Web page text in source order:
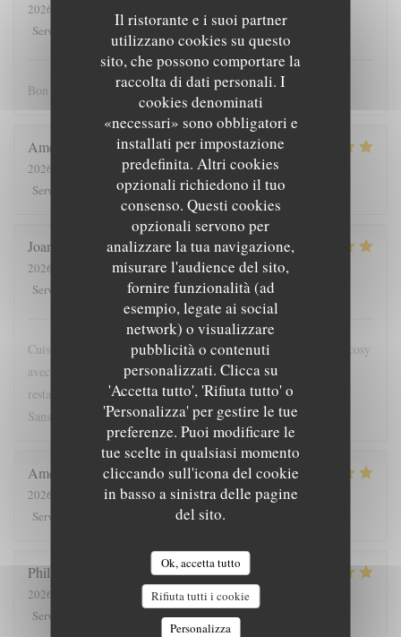
Il ristorante e i suoi partner
utilizzano cookies su questo
sito, che possono comportare la
raccolta di dati personali. I
cookies denominati
«necessari» sono obbligatori e
installati per impostazione
predefinita. Altri cookies
opzionali richiedono il tuo
consenso. Questi cookies
opzionali servono per
analizzare la tua navigazione,
misurare l'audience del sito,
fornire funzionalità (ad
esempio, legate ai social
network) o visualizzare
pubblicità o contenuti
personalizzati. Clicca su
'Accetta tutto', 'Rifiuta tutto' o
'Personalizza' per gestire le tue
preferenze. Puoi modificare le
tue scelte in qualsiasi momento
cliccando sull'icona del cookie
in basso a sinistra delle pagine
del sito.
Ok, accetta tutto
Rifiuta tutti i cookie
Personalizza
2026-08-04
Servizio
Atmosfera: 4/5 Cucina: 4/5 Qualità / Prezzo
Bon accueil, mélange des mets étonnant et plaisant.
Amélie
2026-08-04
- 13:00 - Ospiti 3
Servizio
Atmosfera:5/5 Cucina:5/5 Qualità / Prezzo
Joana
2026-08-03
- 12:30 - Ospiti 6
Servizio
Atmosfera: 5/5 Cucina:5/5 Qualità / Prezzo
Cuisine originale, subtile et authentique. Le tout dans un cadre cosy
avec vue imprenable sur le bassin. J'adore cette approche de la
restauration engagée et raffinée, mais sans chichi. Jamais déçue.
Sans nul doute, le meilleur restau de Saint-Nazaire!
Amelie
2026-08-04
- 12:45 - Ospiti 12
Servizio
/5 Cucina:
Philippe
2026-08-03
- 20:00 - Ospiti 3
Servizio
5/5 Cucina:5/5